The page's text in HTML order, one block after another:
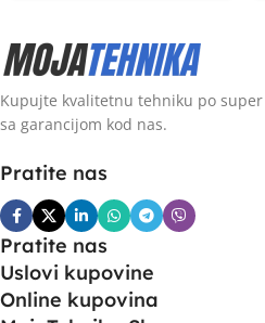
Kupujte kvalitetnu tehniku po
sa garancijom kod nas.
Pratite nas
Pratite nas
Uslovi kupovine
Online kupovina